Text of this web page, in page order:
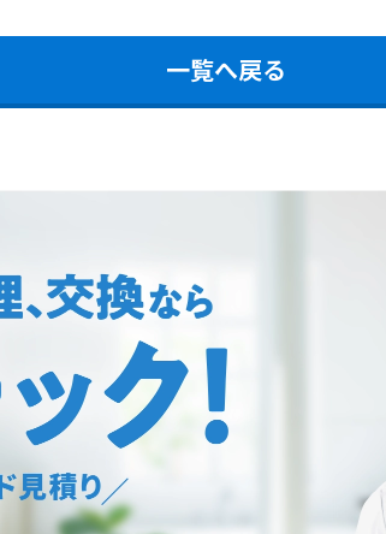
一覧へ戻る